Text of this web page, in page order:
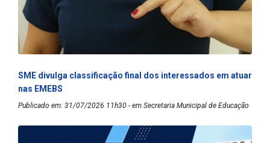
SME divulga classificação final dos interessados em atuar
nas EMEBS
Publicado em: 31/07/2026 11h30 - em Secretaria Municipal de Educação